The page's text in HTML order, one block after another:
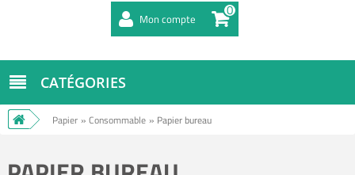
Mon compte 0
CATÉGORIES
Papier » Consommable » Papier bureau